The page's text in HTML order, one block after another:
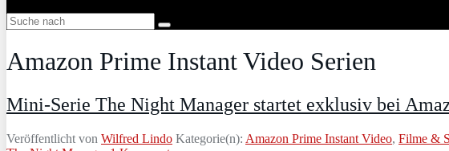
Amazon Prime Instant Video Serien
Mini-Serie The Night Manager startet exklusiv bei
Veröffentlicht von Wilfred Lindo Kategorie(n): Amazon Prime Instant Video, Filme &